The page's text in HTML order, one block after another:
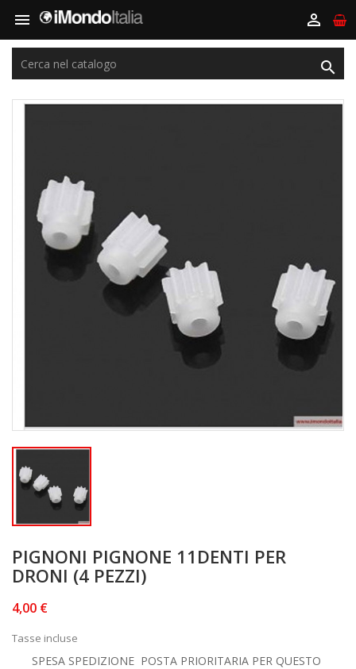
 

PIGNONI PIGNONE 11DENTI PER
DRONI (4 PEZZI)
4,00 €
Tasse incluse
SPESA SPEDIZIONE POSTA PRIORITARIA PER QUESTO